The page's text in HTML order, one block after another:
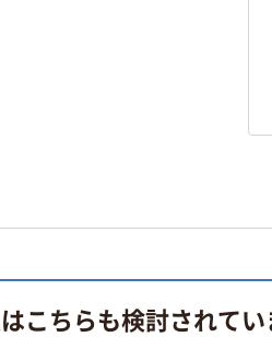
こちらも検討されてい